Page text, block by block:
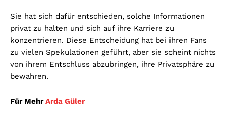
Sie hat sich dafür entschieden, solche Informationen
privat zu halten und sich auf ihre Karriere zu
konzentrieren. Diese Entscheidung hat bei ihren Fans
zu vielen Spekulationen geführt, aber sie scheint nichts
von ihrem Entschluss abzubringen, ihre Privatsphäre zu
bewahren.
Für MehrArda Güler